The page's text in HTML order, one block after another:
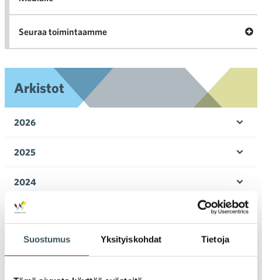
Suostumus Yksityiskohdat Tietoja
Seuraa toimintaamme
Arkistot
2026
2025
2024
2023
2022